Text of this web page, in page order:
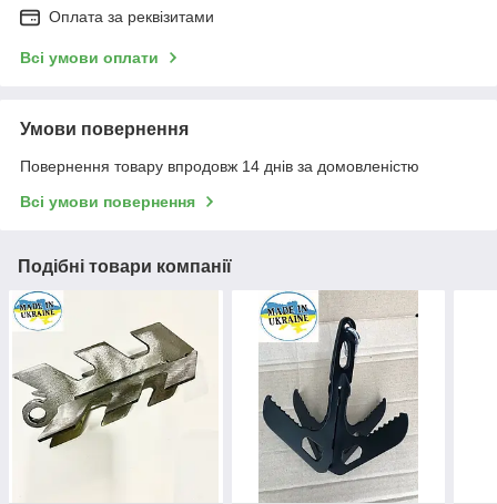
Оплата за реквізитами
Всі умови оплати
Умови повернення
Повернення товару впродовж 14 днів за домовленістю
Всі умови повернення
Подібні товари компанії